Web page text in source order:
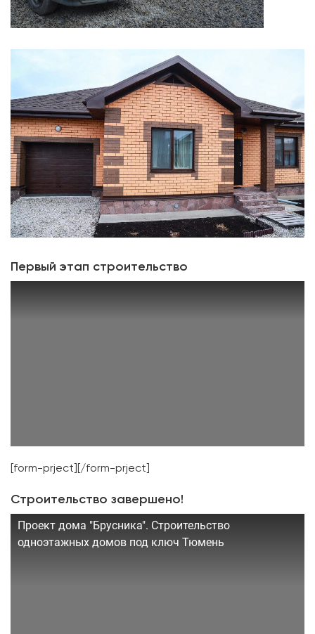
Первый этап строительство
[form-prject][/form-prject]
Строительство завершено!
Проект дома "Брусника". Строительство
одноэтажных домов под ключ Тюмень